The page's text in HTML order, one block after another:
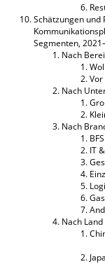
Schätzungen
Segmenten,
Nach
Nach
Nach
IT
Nach Land